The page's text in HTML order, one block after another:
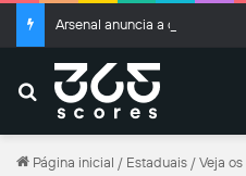
Buscar
Página inicial / Estaduais / Veja